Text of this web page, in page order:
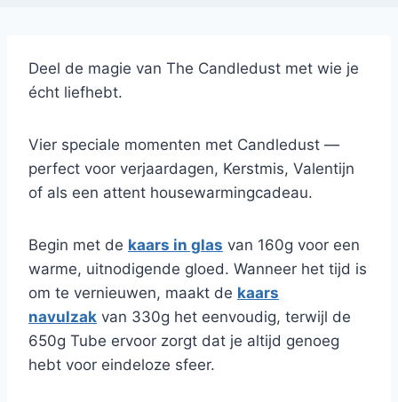
Deel de magie van The Candledust met wie je
écht liefhebt.
Vier speciale momenten met Candledust —
perfect voor verjaardagen, Kerstmis, Valentijn
of als een attent housewarmingcadeau.
Begin met de kaars in glas van 160g voor een
warme, uitnodigende gloed. Wanneer het tijd is
om te vernieuwen, maakt de kaars
navulzak van 330g het eenvoudig, terwijl de
650g Tube ervoor zorgt dat je altijd genoeg
hebt voor eindeloze sfeer.